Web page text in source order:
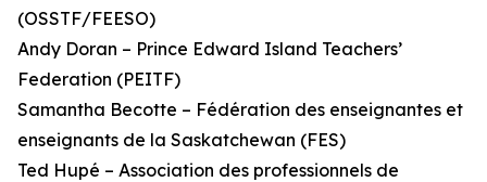
(OSSTF/FEESO)
Andy Doran – Prince Edward Island Teachers’
Federation (PEITF)
Samantha Becotte – Fédération des enseignantes et
enseignants de la Saskatchewan (FES)
Ted Hupé – Association des professionnels de